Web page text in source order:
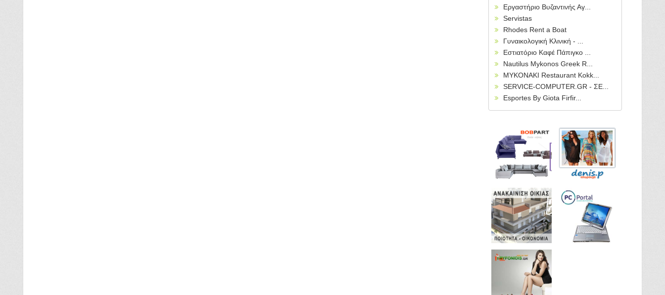
Εργαστήριο Βυζαντινής Αγ...
Servistas
Rhodes Rent a Boat
Γυναικολογική Κλινική - ...
Εστιατόριο Καφέ Πάπιγκο ...
Nautilus Mykonos Greek R...
MYKONAKI Restaurant Kokk...
SERVICE-COMPUTER.GR - ΣΕ...
Esportes By Giota Firfir...